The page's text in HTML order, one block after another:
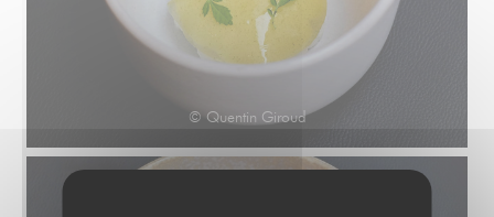
© Quentin Giroud